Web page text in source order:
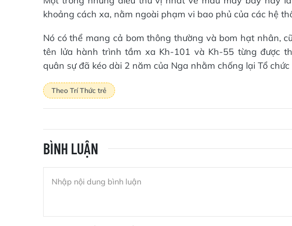
khoảng cách xa, nằm ngoài phạm vi bao phủ của các hệ
Nó có thể mang cả bom thông thường và bom hạt nhân,
tên lửa hành trình tầm xa Kh-101 và Kh-55 từng được
quân sự đã kéo dài 2 năm của Nga nhằm chống lại Tổ
Theo Trí Thức trẻ
BÌNH LUẬN